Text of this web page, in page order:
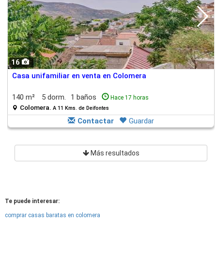
16
Casa unifamiliar en venta en Colomera
140 m² 5 dorm. 1 baños Hace 17 horas
Colomera. A 11 Kms. de Deifontes
Contactar Guardar
Más resultados
Te puede interesar:
comprar casas baratas en colomera